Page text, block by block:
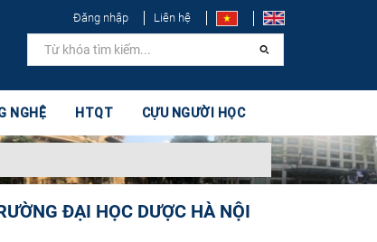
Đăng nhập Liên hệ
NGHỆ HTQT CỰU NGƯỜI HỌC
ĐẠI HỌC DƯỢC HÀ NỘI